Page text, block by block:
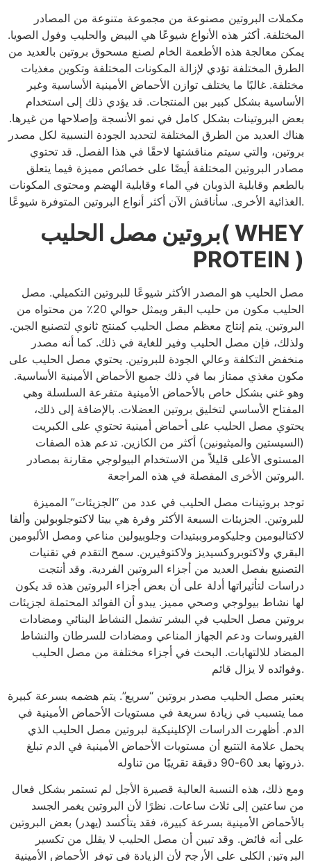
مكملات البروتين مصنوعة من مجموعة متنوعة من المصادر
المختلفة. أكثر هذه الأنواع شيوعًا هي البيض والحليب وفول الصويا.
يمكن معالجة هذه الأطعمة الخام لصنع مسحوق بروتين بالعديد من
الطرق المختلفة تؤدي لإزالة المكونات المختلفة وتكوين مغذيات
مختلفة. غالبًا ما يختلف توازن الأحماض الأمينية الأساسية وغير
الأساسية بشكل كبير بين المنتجات. قد يؤدي ذلك إلى استخدام
بعض البروتينات بشكل كامل في نمو الأنسجة وإصلاحها من غيرها.
هناك العديد من الطرق المختلفة لتحديد الجودة النسبية لكل مصدر
بروتين، والتي سيتم مناقشتها لاحقًا في هذا الفصل. قد تحتوي
مصادر البروتين المختلفة أيضًا على خصائص مميزة فيما يتعلق
بالطعم وقابلية الذوبان في الماء وقابلية الهضم ومحتوى المكونات
الغذائية الأخرى. سأناقش الآن أكثر أنواع البروتين المتوفرة شيوعًا.
بروتين مصل الحليب( WHEY
PROTEIN )
مصل الحليب هو المصدر الأكثر شيوعًا للبروتين التكميلي. مصل
الحليب مكون من حليب البقر ويمثل حوالي 20٪ من محتواه من
البروتين. يتم إنتاج معظم مصل الحليب كمنتج ثانوي لتصنيع الجبن.
ولذلك، فإن مصل الحليب وفير للغاية في ذلك. كما أنه مصدر
منخفض التكلفة وعالي الجودة للبروتين. يحتوي مصل الحليب على
مكون مغذي ممتاز بما في ذلك جميع الأحماض الأمينية الأساسية.
وهو غني بشكل خاص بالأحماض الأمينية متفرعة السلسلة وهي
المفتاح الأساسي لتخليق بروتين العضلات. بالإضافة إلى ذلك،
يحتوي مصل الحليب على أحماض أمينية تحتوي على الكبريت
(السيستين والميثيونين) أكثر من الكازين. تدعم هذه الصفات
المستوى الأعلى قليلاً من الاستخدام البيولوجي مقارنة بمصادر
البروتين الأخرى المفصلة في هذه المراجعة.
توجد بروتينات مصل الحليب في عدد من “الجزيئات” المميزة
للبروتين. الجزيئات السبعة الأكثر وفرة هي بيتا لاكتوجلوبولين وألفا
لاكتالبومين وجليكومروببتيدات وجلوبيولين مناعي ومصل الألبومين
البقري ولاكتوبروكسيديز ولاكتوفيرين. سمح التقدم في تقنيات
التصنيع بفصل العديد من أجزاء البروتين الفردية. وقد أنتجت
دراسات لتأثيراتها أدلة على أن بعض أجزاء البروتين هذه قد يكون
لها نشاط بيولوجي وصحي مميز. يبدو أن الفوائد المحتملة لجزيئات
بروتين مصل الحليب في البشر تشمل النشاط البنائي ومضادات
الفيروسات ودعم الجهاز المناعي ومضادات للسرطان والنشاط
المضاد للالتهابات. البحث في أجزاء مختلفة من مصل الحليب
وفوائده لا يزال قائم.
يعتبر مصل الحليب مصدر بروتين “سريع”. يتم هضمه بسرعة كبيرة
مما يتسبب في زيادة سريعة في مستويات الأحماض الأمينية في
الدم. أظهرت الدراسات الإكلينيكية لبروتين مصل الحليب الذي
يحمل علامة التتبع أن مستويات الأحماض الأمينية في الدم تبلغ
ذروتها بعد 60-90 دقيقة تقريبًا من تناوله.
ومع ذلك، هذه النسبة العالية قصيرة الأجل لم تستمر بشكل فعال
من ساعتين إلى ثلاث ساعات. نظرًا لأن البروتين يغمر الجسد
بالأحماض الأمينية بسرعة كبيرة، فقد يتأكسد (يهدر) بعض البروتين
على أنه فائض. وقد تبين أن مصل الحليب لا يقلل من تكسير
البروتين الكلي على الأرجح لأن الزيادة في توفر الأحماض الأمينية